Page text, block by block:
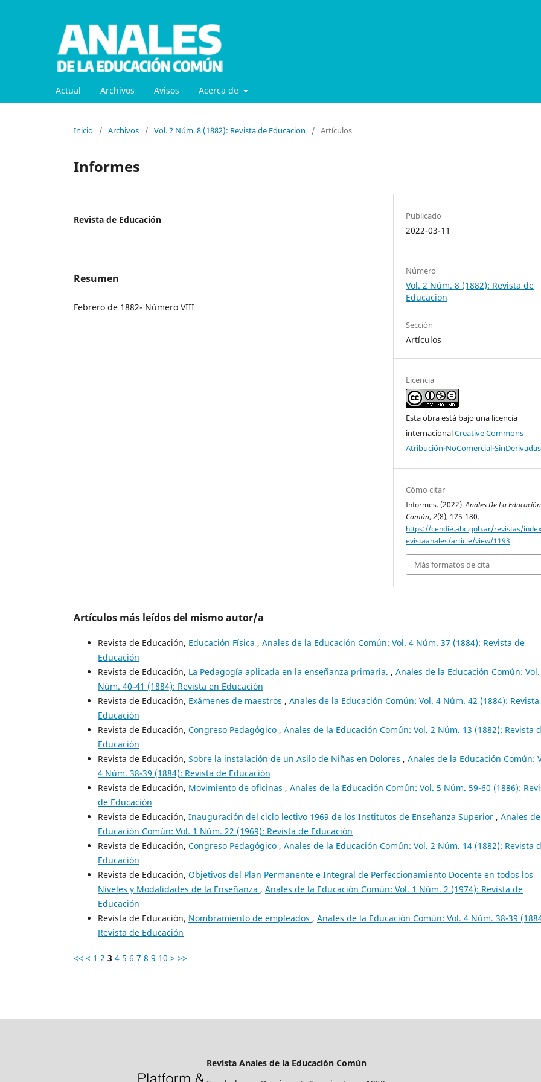
Actual Archivos Avisos Acerca de
Inicio / Archivos / Vol. 2 Núm. 8 (1882): Revista de Educacion / Artículos
Informes
Revista de Educación
Resumen
Febrero de 1882- Número VIII
Publicado
2022-03-11
Número
Vol. 2 Núm. 8 (1882): Revista de
Educacion
Sección
Artículos
Licencia
Esta obra está bajo una licencia
internacionalCreative Commons
Atribución-NoComercial-
Cómo citar
Informes. (2022).Anales De La Educación
Común, 2(8), 175-180.
https://cendie.abc.gob.ar/revistas/
evistaanales/article/view/1193
Más formatos de cita
Artículos más leídos del mismo autor/a
Revista de Educación, Educación Física , Anales de la Educación Común: Vol. 4 Núm. 37 (1884): Revista de
Educación
Revista de Educación, La Pedagogía aplicada en la enseñanza primaria. , Anales de la Educación Común:
Núm. 40-41 (1884): Revista en Educación
Revista de Educación, Exámenes de maestros , Anales de la Educación Común: Vol. 4 Núm. 42 (1884):
Educación
Revista de Educación, Congreso Pedagógico , Anales de la Educación Común: Vol. 2 Núm. 13 (1882): Revista
Educación
Revista de Educación, Sobre la instalación de un Asilo de Niñas en Dolores , Anales de la Educación Común:
4 Núm. 38-39 (1884): Revista de Educación
Revista de Educación, Movimiento de oficinas , Anales de la Educación Común: Vol. 5 Núm. 59-60 (1886):
de Educación
Revista de Educación, Inauguración del ciclo lectivo 1969 de los Institutos de Enseñanza Superior , Anales
Educación Común: Vol. 1 Núm. 22 (1969): Revista de Educación
Revista de Educación, Congreso Pedagógico , Anales de la Educación Común: Vol. 2 Núm. 14 (1882): Revista
Educación
Revista de Educación, Objetivos del Plan Permanente e Integral de Perfeccionamiento Docente en todos los
Niveles y Modalidades de la Enseñanza , Anales de la Educación Común: Vol. 1 Núm. 2 (1974): Revista de
Educación
Revista de Educación, Nombramiento de empleados , Anales de la Educación Común: Vol. 4 Núm. 38-39
Revista de Educación
<< < 1 2 3 4 5 6 7 8 9 10 > >>
Revista Anales de la Educación Común